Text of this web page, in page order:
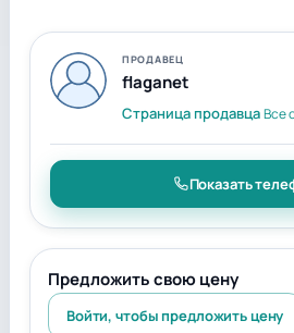
ПРОДАВЕЦ
flaganet
Страница продавцаВсе
Показать
Предложить свою цену
Войти, чтобы предложить цену